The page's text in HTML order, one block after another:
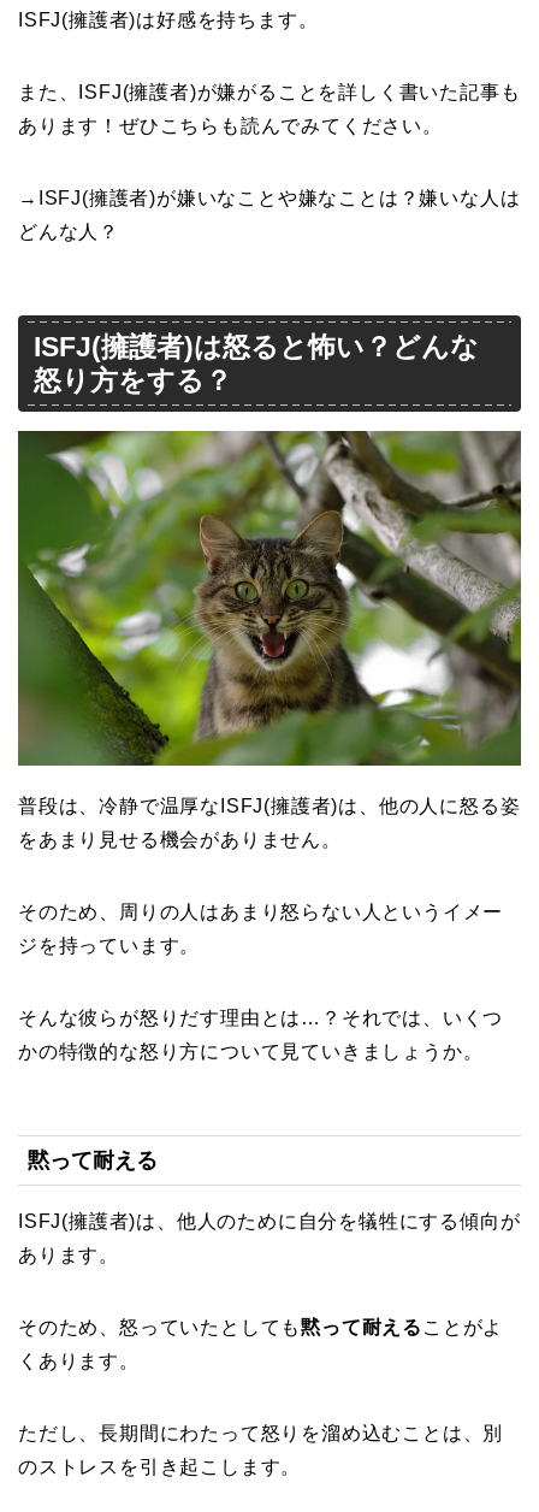
ISFJ(擁護者)は好感を持ちます。
また、ISFJ(擁護者)が嫌がることを詳しく書いた記事も
あります！ぜひこちらも読んでみてください。
→ISFJ(擁護者)が嫌いなことや嫌なことは？嫌いな人は
どんな人？
ISFJ(擁護者)は怒ると怖い？どんな
怒り方をする？
普段は、冷静で温厚なISFJ(擁護者)は、他の人に怒る姿
をあまり見せる機会がありません。
そのため、周りの人はあまり怒らない人というイメー
ジを持っています。
そんな彼らが怒りだす理由とは…？それでは、いくつ
かの特徴的な怒り方について見ていきましょうか。
黙って耐える
ISFJ(擁護者)は、他人のために自分を犠牲にする傾向が
あります。
そのため、怒っていたとしても黙って耐える ことがよ
くあります。
ただし、長期間にわたって怒りを溜め込むことは、別
のストレスを引き起こします。